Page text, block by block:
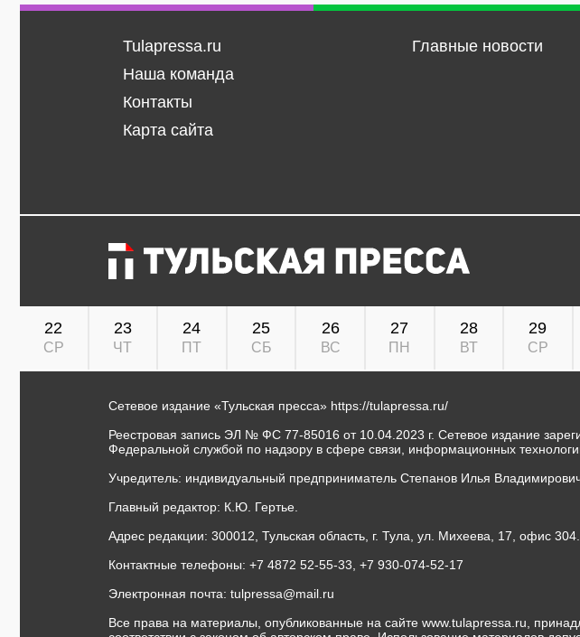
Tulapressa.ru
Наша команда
Контакты
Карта сайта
Главные новости
22
СР
23
ЧТ
24
ПТ
25
СБ
26
ВС
27
ПН
28
ВТ
29
СР
Сетевое издание «Тульская пресса» https://tulapressa.ru/
Реестровая запись ЭЛ № ФС 77-85016 от 10.04.2023 г. Сетевое издание
Федеральной службой по надзору в сфере связи, информационных
Учредитель: индивидуальный предприниматель Степанов Илья
Главный редактор: К.Ю. Гертье.
Адрес редакции: 300012, Тульская область, г. Тула, ул. Михеева, 17, офис 304.
Контактные телефоны: +7 4872 52-55-33, +7 930-074-52-17
Электронная почта: tulpressa@mail.ru
Все права на материалы, опубликованные на сайте www.tulapressa.ru,